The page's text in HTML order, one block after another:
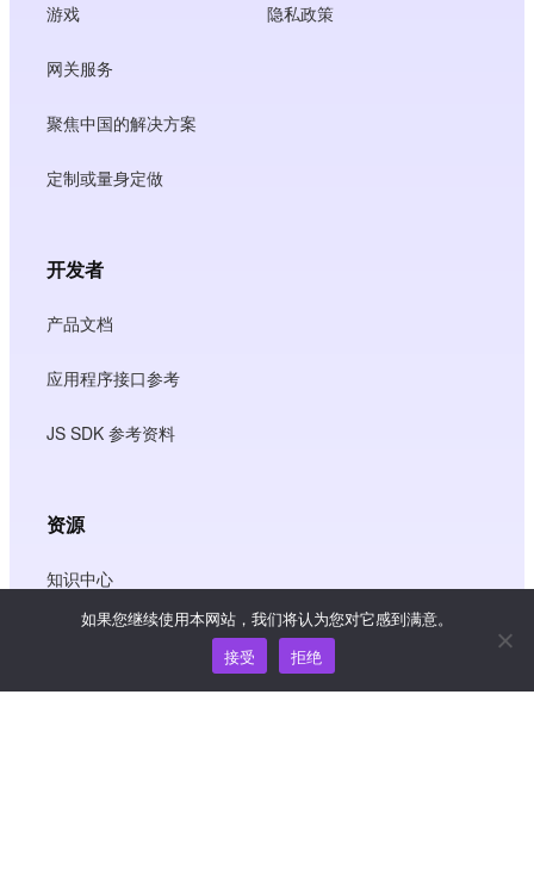
游戏
网关服务
聚焦中国的解决方案
定制或量身定做
隐私政策
开发者
产品文档
应用程序接口参考
JS SDK 参考资料
资源
知识中心
如果您继续使用本网站，我们将认为您对它感到满意。
接受
拒绝